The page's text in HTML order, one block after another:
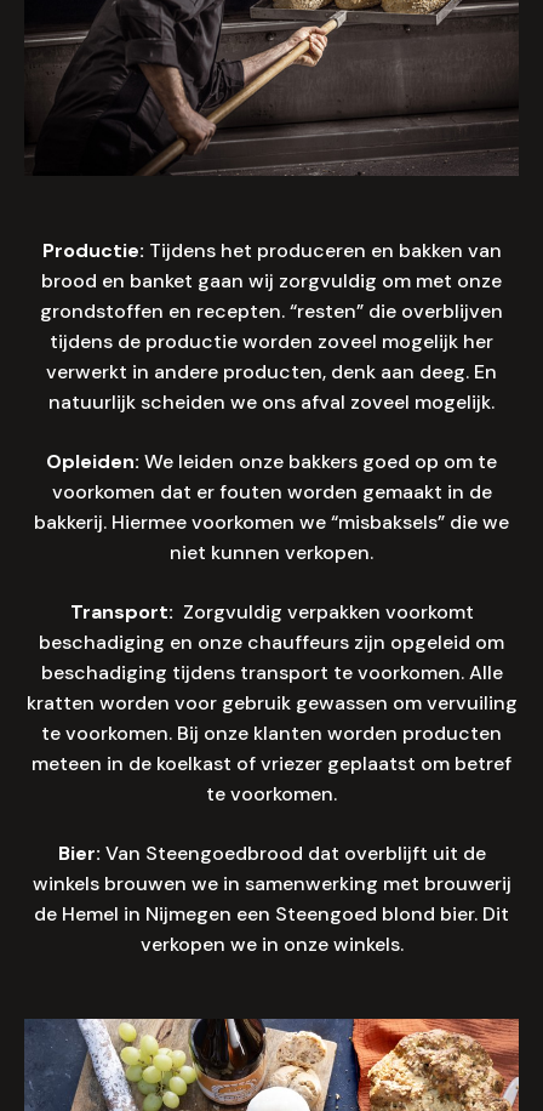
Productie: Tijdens het produceren en bakken van
brood en banket gaan wij zorgvuldig om met onze
grondstoffen en recepten. “resten” die overblijven
tijdens de productie worden zoveel mogelijk her
verwerkt in andere producten, denk aan deeg. En
natuurlijk scheiden we ons afval zoveel mogelijk.
Opleiden: We leiden onze bakkers goed op om te
voorkomen dat er fouten worden gemaakt in de
bakkerij. Hiermee voorkomen we “misbaksels” die we
niet kunnen verkopen.
Transport: Zorgvuldig verpakken voorkomt
beschadiging en onze chauffeurs zijn opgeleid om
beschadiging tijdens transport te voorkomen. Alle
kratten worden voor gebruik gewassen om vervuiling
te voorkomen. Bij onze klanten worden producten
meteen in de koelkast of vriezer geplaatst om betref
te voorkomen.
Bier: Van Steengoedbrood dat overblijft uit de
winkels brouwen we in samenwerking met brouwerij
de Hemel in Nijmegen een Steengoed blond bier. Dit
verkopen we in onze winkels.